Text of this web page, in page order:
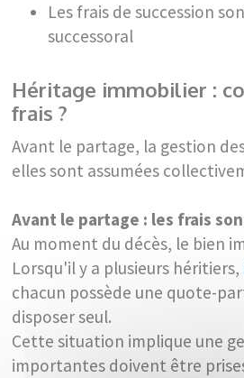
Les frais de succession
successoral
Héritage immobilier :
frais ?
Avant le partage, la gestion
elles sont assumées
Avant le partage : les frais
Au moment du décès, le bien
Lorsqu'il y a plusieurs héritiers,
chacun possède une quote-
disposer seul.
Cette situation implique une
importantes doivent être